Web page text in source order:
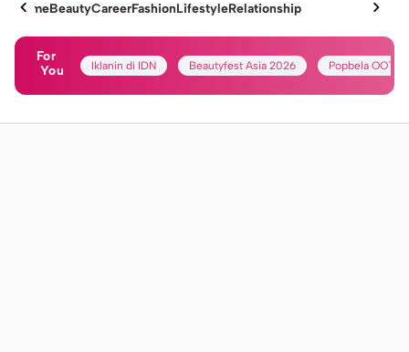
HomeBeautyCareerFashionLifestyleRelationship
For
You
Iklanin di IDN Beautyfest Asia 2026 Popbela OOTD